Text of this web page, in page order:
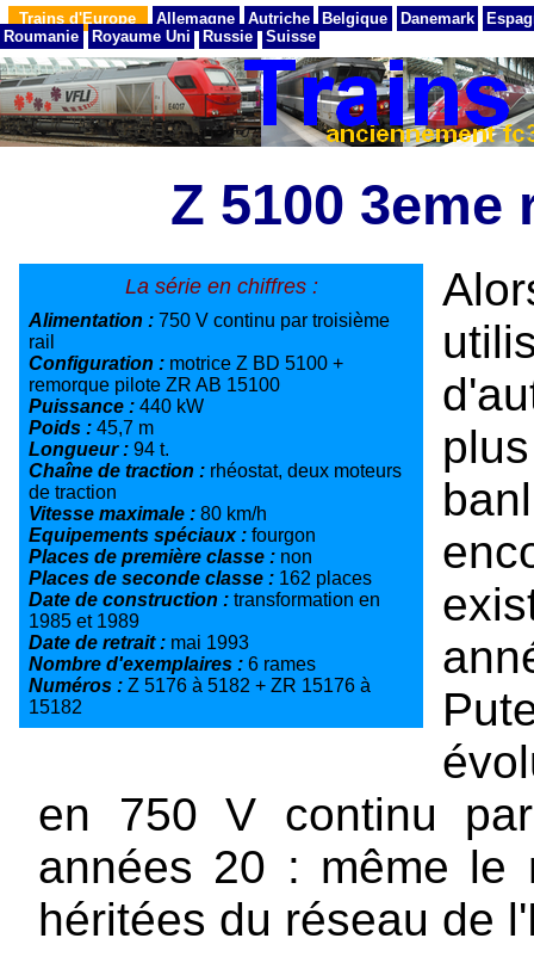
Trains d'Europe Allemagne Autriche Belgique Danemark
Roumanie
Royaume Uni Russie Suisse
Z 5100 3eme
La série en chiffres :
Alimentation : 750 V continu par troisième
rail
Configuration : motrice Z BD 5100 +
remorque pilote ZR AB 15100
Puissance : 440 kW
Poids : 45,7 m
Longueur : 94 t.
Chaîne de traction : rhéostat, deux moteurs
de traction
Vitesse maximale : 80 km/h
Equipements spéciaux : fourgon
Places de première classe : non
Places de seconde classe : 162 places
Date de construction : transformation en
1985 et 1989
Date de retrait : mai 1993
Nombre d'exemplaires : 6 rames
Numéros : Z 5176 à 5182 + ZR 15176 à
15182
en 750 V continu
années 20 : même
héritées du réseau de